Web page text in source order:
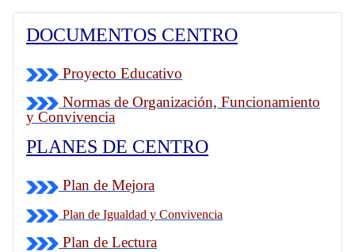
DOCUMENTOS CENTRO
Proyecto Educativo
Normas de Organización, Funcionamiento
y Convivencia
PLANES DE CENTRO
Plan de Mejora
Plan de Igualdad y Convivencia
Plan de Lectura